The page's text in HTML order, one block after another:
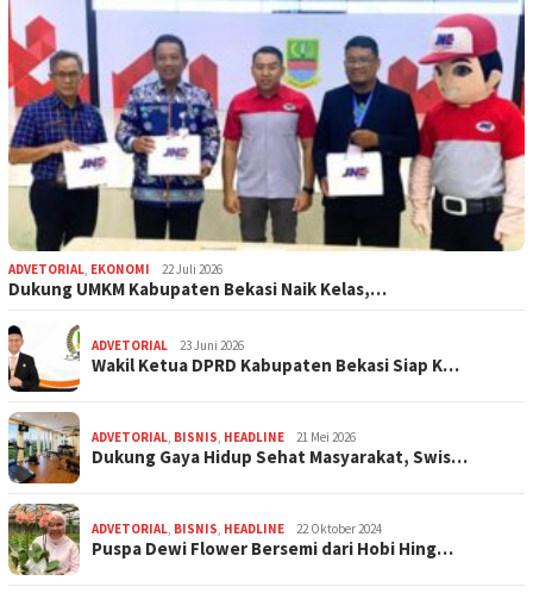
ADVETORIAL EKONOMI 22 Juli 2026
Dukung UMKM Kabupaten Bekasi Naik Kelas,…
ADVETORIAL 23 Juni 2026
Wakil Ketua DPRD Kabupaten Bekasi Siap K…
ADVETORIAL BISNIS HEADLINE 21 Mei 2026
Dukung Gaya Hidup Sehat Masyarakat, Swis…
ADVETORIAL BISNIS HEADLINE 22 Oktober 2024
Puspa Dewi Flower Bersemi dari Hobi Hing…